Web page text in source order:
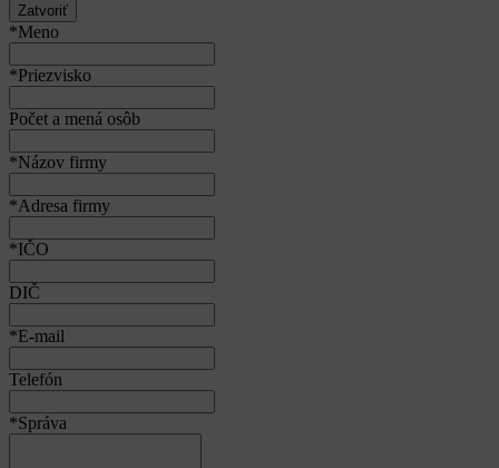
Zatvoriť
*Meno
*Priezvisko
Počet a mená osôb
*Názov firmy
*Adresa firmy
*IČO
DIČ
*E-mail
Telefón
*Správa